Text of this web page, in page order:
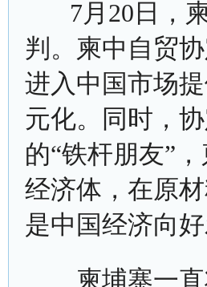
7月20日，柬
判。柬中自贸
进入中国市场
元化。同时，
的“铁杆朋友”
经济体，在原
是中国经济向好
柬埔寨一直